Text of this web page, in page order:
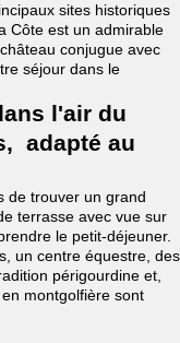
sites historiques
Côte est un admirable
conjugue avec
séjour dans le
l'air du
adapté au
de trouver un grand
terrasse avec vue sur
le petit-déjeuner.
un centre équestre, des
périgourdine et,
montgolfière sont